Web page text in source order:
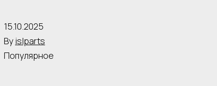
15.10.2025
By islparts
Популярное